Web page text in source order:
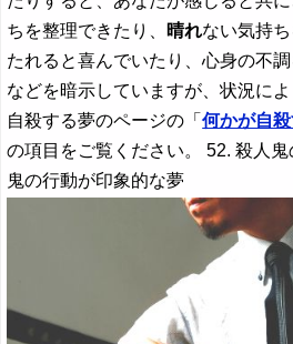
ちを整理できたり、
晴れない気持
たれると喜んでいたり、心身の不
などを暗示していますが、状況に
自殺する夢のページの「何かが自
の項目をご覧ください。 52. 殺人
鬼の行動が印象的な夢